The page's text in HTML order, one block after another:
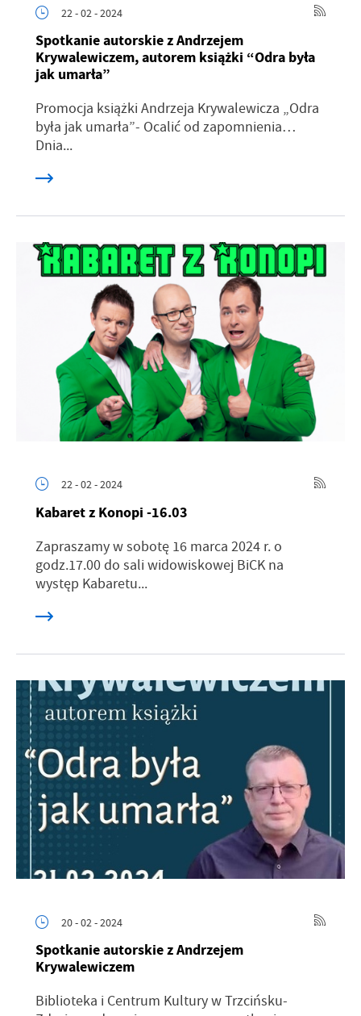
22 - 02 - 2024
Spotkanie autorskie z Andrzejem
Krywalewiczem, autorem książki “Odra była
jak umarła”
Promocja książki Andrzeja Krywalewicza „Odra
była jak umarła”- Ocalić od zapomnienia…
Dnia...
22 - 02 - 2024
Kabaret z Konopi -16.03
Zapraszamy w sobotę 16 marca 2024 r. o
godz.17.00 do sali widowiskowej BiCK na
występ Kabaretu...
20 - 02 - 2024
Spotkanie autorskie z Andrzejem
Krywalewiczem
Biblioteka i Centrum Kultury w Trzcińsku-